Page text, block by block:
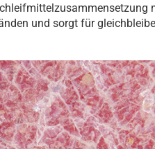
und sorgt für